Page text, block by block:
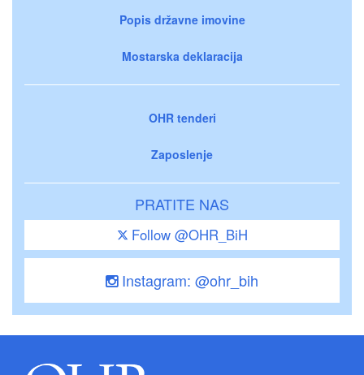
Popis državne imovine
Mostarska deklaracija
OHR tenderi
Zaposlenje
PRATITE NAS
Follow @OHR_BiH
Instagram: @ohr_bih